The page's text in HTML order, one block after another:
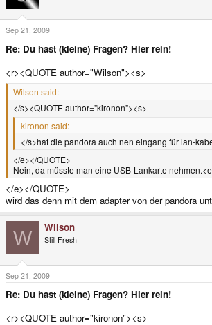
Sep 21, 2009
Re: Du hast (kleine) Fragen? Hier rein!
<r><QUOTE author="Wilson"><s>
Wilson said:
</s><QUOTE author="kironon"><s>
kironon said:
</s>hat die pandora auch nen eingang für lan-
</e></QUOTE>
Nein, da müsste man eine USB-Lankarte
</e></QUOTE>
wird das denn mit dem adapter von der pandora
W Wilson
Still Fresh
Sep 21, 2009
Re: Du hast (kleine) Fragen? Hier rein!
<r><QUOTE author="kironon"><s>